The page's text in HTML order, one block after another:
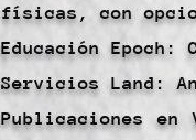
físicas, con
Educación
Servicios Land:
Publicaciones